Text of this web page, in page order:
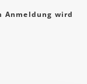
Anmeldung wird